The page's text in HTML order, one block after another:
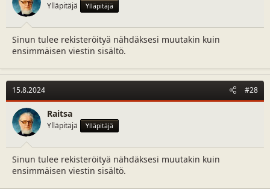
Ylläpitäjä Ylläpitäjä
Sinun tulee rekisteröityä nähdäksesi muutakin kuin
ensimmäisen viestin sisältö.
15.8.2024 #28
Raitsa
Ylläpitäjä Ylläpitäjä
Sinun tulee rekisteröityä nähdäksesi muutakin kuin
ensimmäisen viestin sisältö.